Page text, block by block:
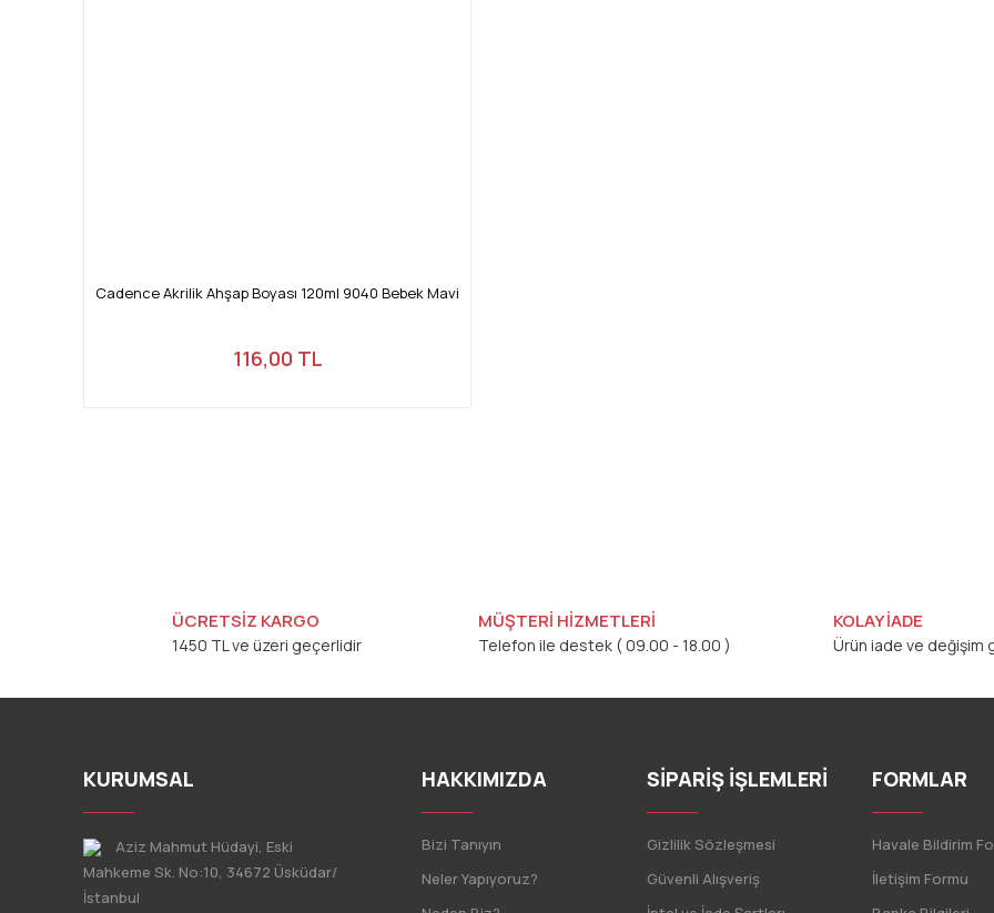
Cadence Akrilik Ahşap Boyası 120ml 9040 Bebek Mavi
116,00 TL
ÜCRETSİZ KARGO
1450 TL ve üzeri geçerlidir
MÜŞTERİ HİZMETLERİ
Telefon ile destek ( 09.00 - 18.00 )
KOLAY İADE
Ürün iade ve değişim
KURUMSAL
Aziz Mahmut Hüdayi, Eski
Mahkeme Sk. No:10, 34672 Üsküdar/
İstanbul
HAKKIMIZDA
Bizi Tanıyın
Neler Yapıyoruz?
SİPARİŞ İŞLEMLERİ
Gizlilik Sözleşmesi
Güvenli Alışveriş
FORMLAR
Havale Bildirim
İletişim Formu